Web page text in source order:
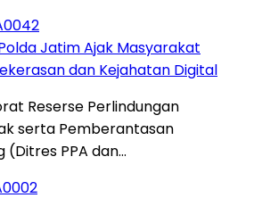
Jatim Ajak Masyarakat
dan Kejahatan Digital
Reserse Perlindungan
serta Pemberantasan
(Ditres PPA dan…